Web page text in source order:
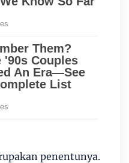
penentunya.